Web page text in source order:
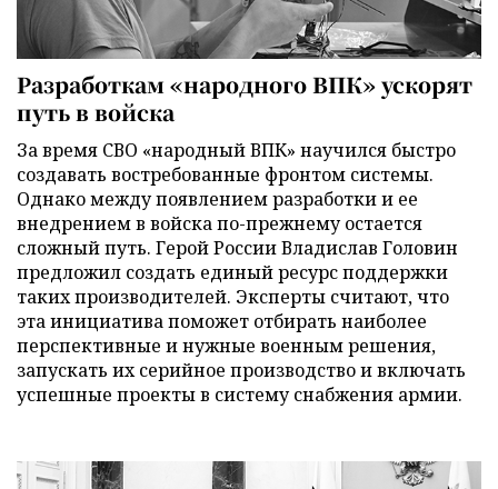
Разработкам «народного ВПК» ускорят
путь в войска
За время СВО «народный ВПК» научился быстро
создавать востребованные фронтом системы.
Однако между появлением разработки и ее
внедрением в войска по-прежнему остается
сложный путь. Герой России Владислав Головин
предложил создать единый ресурс поддержки
таких производителей. Эксперты считают, что
эта инициатива поможет отбирать наиболее
перспективные и нужные военным решения,
запускать их серийное производство и включать
успешные проекты в систему снабжения армии.